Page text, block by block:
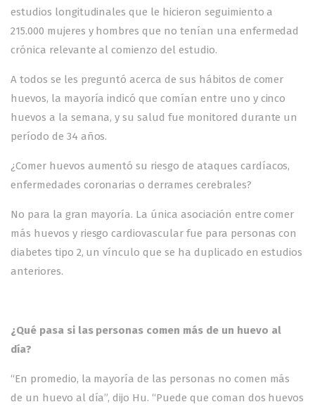
estudios longitudinales que le hicieron seguimiento a
215.000 mujeres y hombres que no tenían una enfermedad
crónica relevante al comienzo del estudio.
A todos se les preguntó acerca de sus hábitos de comer
huevos, la mayoría indicó que comían entre uno y cinco
huevos a la semana, y su salud fue monitored durante un
período de 34 años.
¿Comer huevos aumentó su riesgo de ataques cardíacos,
enfermedades coronarias o derrames cerebrales?
No para la gran mayoría. La única asociación entre comer
más huevos y riesgo cardiovascular fue para personas con
diabetes tipo 2, un vínculo que se ha duplicado en estudios
anteriores.
¿Qué pasa si las personas comen más de un huevo al
día?
“En promedio, la mayoría de las personas no comen más
de un huevo al día”, dijo Hu. “Puede que coman dos huevos